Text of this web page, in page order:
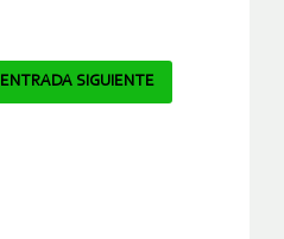
ENTRADA SIGUIENTE